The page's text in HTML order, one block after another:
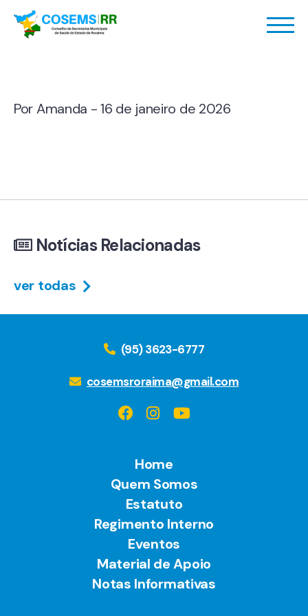
Por Amanda - 16 de janeiro de 2026
Notícias Relacionadas
ver todas
(95) 3623-6777
cosemsroraima@gmail.com
Home
Quem Somos
Estatuto
Regimento Interno
Eventos
Material de Apoio
Notas Informativas